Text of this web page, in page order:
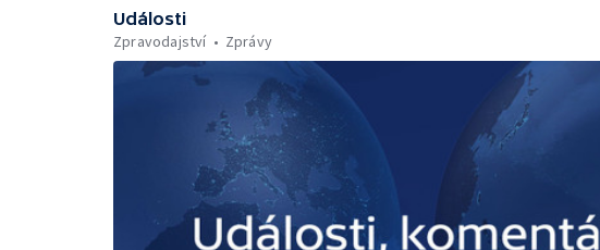
Události
Zpravodajství
Zprávy